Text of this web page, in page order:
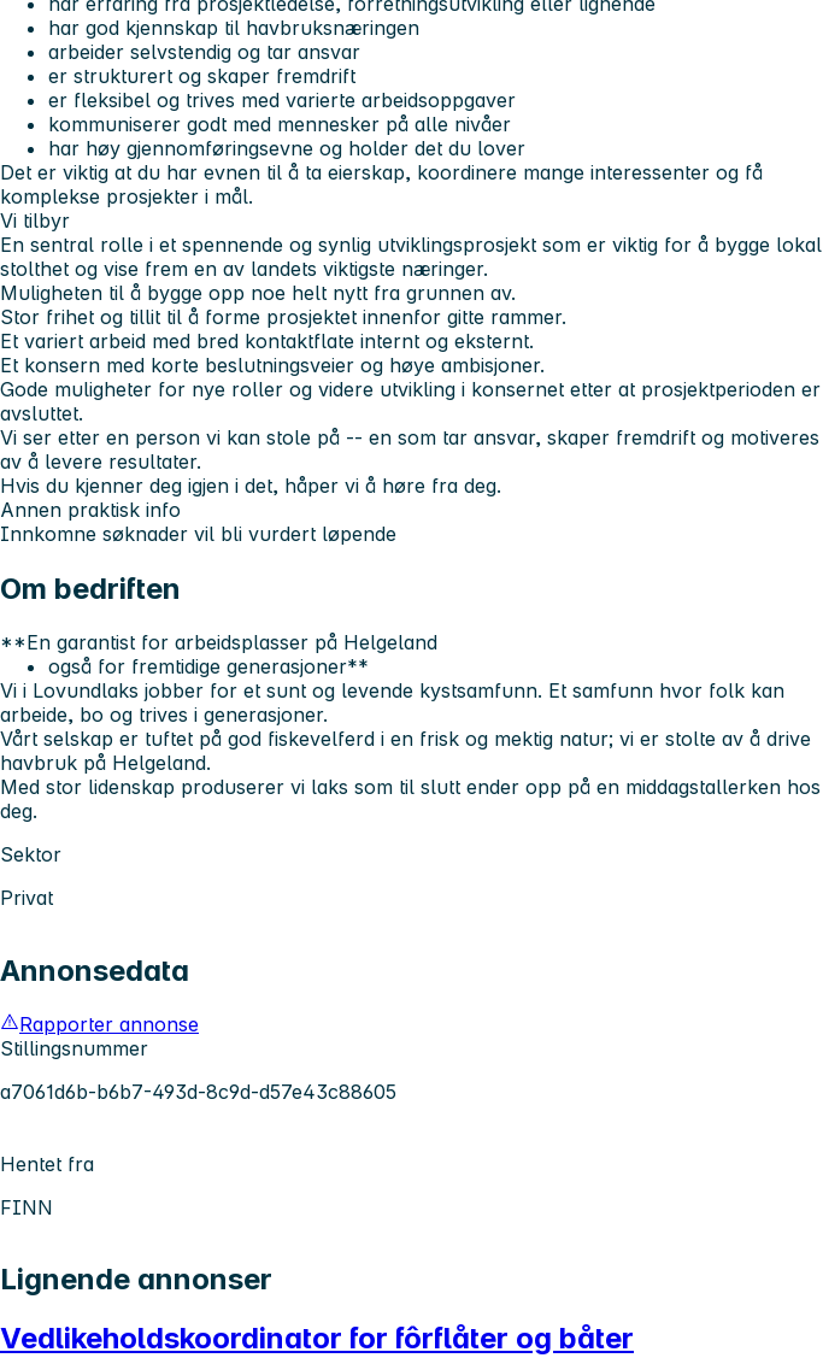
har god kjennskap til havbruksnæringen
arbeider selvstendig og tar ansvar
er strukturert og skaper fremdrift
er fleksibel og trives med varierte arbeidsoppgaver
kommuniserer godt med mennesker på alle nivåer
har høy gjennomføringsevne og holder det du lover
Det er viktig at du har evnen til å ta eierskap, koordinere mange interessenter og få
komplekse prosjekter i mål.
Vi tilbyr
En sentral rolle i et spennende og synlig utviklingsprosjekt som er viktig for å bygge lokal
stolthet og vise frem en av landets viktigste næringer.
Muligheten til å bygge opp noe helt nytt fra grunnen av.
Stor frihet og tillit til å forme prosjektet innenfor gitte rammer.
Et variert arbeid med bred kontaktflate internt og eksternt.
Et konsern med korte beslutningsveier og høye ambisjoner.
Gode muligheter for nye roller og videre utvikling i konsernet etter at prosjektperioden er
avsluttet.
Vi ser etter en person vi kan stole på -- en som tar ansvar, skaper fremdrift og motiveres
av å levere resultater.
Hvis du kjenner deg igjen i det, håper vi å høre fra deg.
Annen praktisk info
Innkomne søknader vil bli vurdert løpende
Om bedriften
**En garantist for arbeidsplasser på Helgeland
også for fremtidige generasjoner**
Vi i Lovundlaks jobber for et sunt og levende kystsamfunn. Et samfunn hvor folk kan
arbeide, bo og trives i generasjoner.
Vårt selskap er tuftet på god fiskevelferd i en frisk og mektig natur; vi er stolte av å drive
havbruk på Helgeland.
Med stor lidenskap produserer vi laks som til slutt ender opp på en middagstallerken hos
deg.
Sektor
Privat
Annonsedata
Rapporter annonse
Stillingsnummer
a7061d6b-b6b7-493d-8c9d-d57e43c88605
Hentet fra
FINN
Lignende annonser
Vedlikeholdskoordinator for fôrflåter og båter